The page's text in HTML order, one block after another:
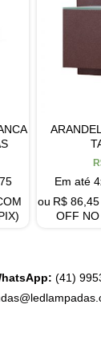
Em até
ou R$ 86,45
OFF
(41)